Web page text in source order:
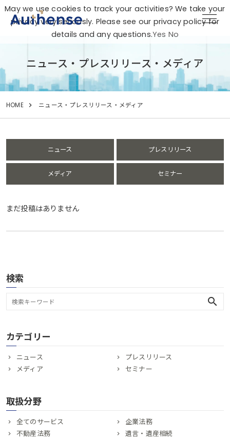
ニュース・プレスリリース・メディア
HOME ニュース・プレスリリース・メディア
ニュース プレスリリース
メディア セミナー
まだ投稿はありません
検索
search
カテゴリー
ニュース
プレスリリース
メディア
セミナー
取扱分野
全てのサービス
企業法務
不動産法務
遺言・遺産相続
May we use cookies to track your activities? We take your
privacy very seriously. Please see our privacy policy for
details and any questions.Yes No